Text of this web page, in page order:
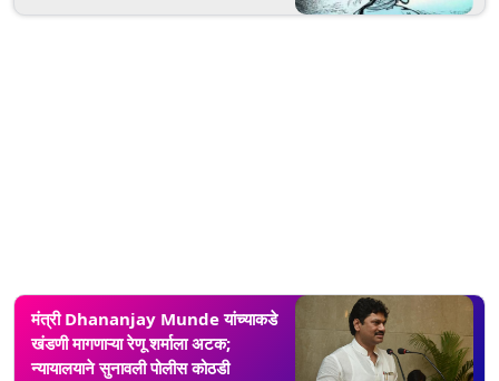
मंत्री Dhananjay Munde यांच्याकडे
खंडणी मागणाऱ्या रेणू शर्माला अटक;
न्यायालयाने सुनावली पोलीस कोठडी